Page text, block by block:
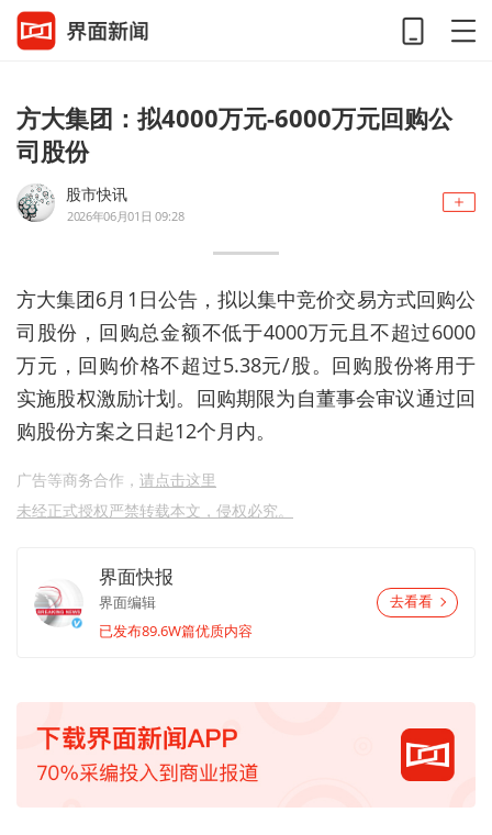
方大集团：拟4000万元-6000万元回购公
司股份
股市快讯
2026年06月01日 09:28
方大集团6月1日公告，拟以集中竞价交易方式回购公
司股份，回购总金额不低于4000万元且不超过6000
万元，回购价格不超过5.38元/股。回购股份将用于
实施股权激励计划。回购期限为自董事会审议通过回
购股份方案之日起12个月内。
广告等商务合作， 请点击这里
未经正式授权严禁转载本文，侵权必究。
界面快报
界面编辑
已发布89.6W篇优质内容
去看看